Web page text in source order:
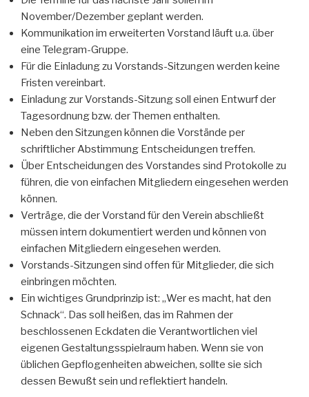
November/Dezember geplant werden.
Kommunikation im erweiterten Vorstand läuft u.a. über
eine Telegram-Gruppe.
Für die Einladung zu Vorstands-Sitzungen werden keine
Fristen vereinbart.
Einladung zur Vorstands-Sitzung soll einen Entwurf der
Tagesordnung bzw. der Themen enthalten.
Neben den Sitzungen können die Vorstände per
schriftlicher Abstimmung Entscheidungen treffen.
Über Entscheidungen des Vorstandes sind Protokolle zu
führen, die von einfachen Mitgliedern eingesehen werden
können.
Verträge, die der Vorstand für den Verein abschließt
müssen intern dokumentiert werden und können von
einfachen Mitgliedern eingesehen werden.
Vorstands-Sitzungen sind offen für Mitglieder, die sich
einbringen möchten.
Ein wichtiges Grundprinzip ist: „Wer es macht, hat den
Schnack“. Das soll heißen, das im Rahmen der
beschlossenen Eckdaten die Verantwortlichen viel
eigenen Gestaltungsspielraum haben. Wenn sie von
üblichen Gepflogenheiten abweichen, sollte sie sich
dessen Bewußt sein und reflektiert handeln.